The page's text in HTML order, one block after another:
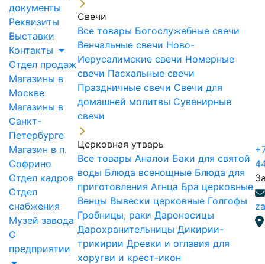
документы
Реквизиты
Выставки
Контакты
Отдел продаж
Магазины в
Москве
Магазины в
Санкт-
Петербурге
Магазин в п.
Софрино
Отдел кадров
Отдел
снабжения
Музей завода
О
предприятии
Свечи
Все товары Богослужебные свечи
Венчальные свечи Ново-
Иерусалимские свечи Номерные
свечи Пасхальные свечи
Праздничные свечи Свечи для
домашней молитвы Сувенирные
свечи
Церковная утварь
Все товары Аналои Баки для святой
воды Блюда всенощные Блюда для
приготовления Агнца Бра церковные
Венцы Вывески церковные Голгофы
Гробницы, раки Дароносицы
Дарохранительницы Дикирии-
трикирии Древки и оглавия для
хоругви и крест-икон